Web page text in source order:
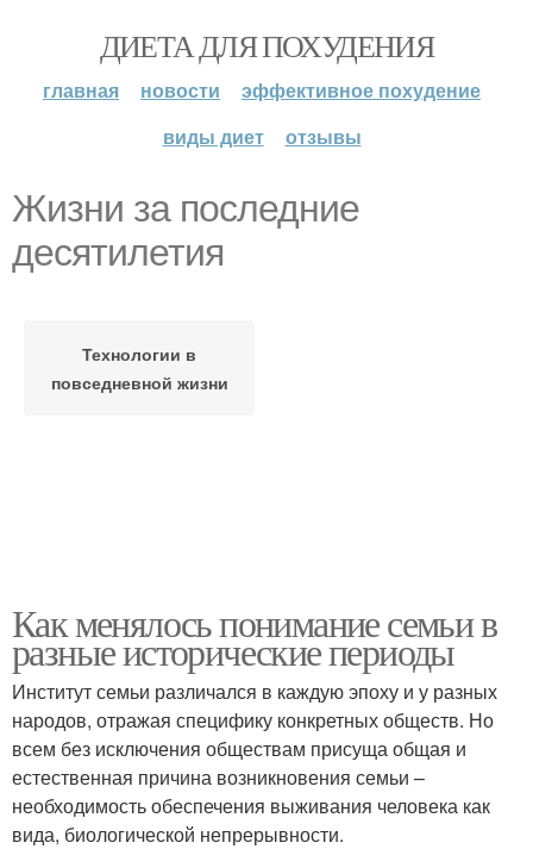
ДИЕТА ДЛЯ ПОХУДЕНИЯ
главная новости
эффективное похудение
виды диет
отзывы
Жизни за последние
десятилетия
Технологии в
повседневной жизни
Как менялось понимание семьи в
разные исторические периоды
Институт семьи различался в каждую эпоху и у разных
народов, отражая специфику конкретных обществ. Но
всем без исключения обществам присуща общая и
естественная причина возникновения семьи –
необходимость обеспечения выживания человека как
вида, биологической непрерывности.